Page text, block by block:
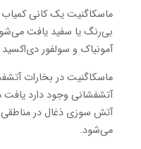
ماسکاگنیت یک کانی
بی‌رنگ یا سفید یافت
آمونیاک و سولفور
ماسکاگنیت در بخارات
آتشفشانی وجود دارد
آتش سوزی ذغال در مناطقی
می‌شود.